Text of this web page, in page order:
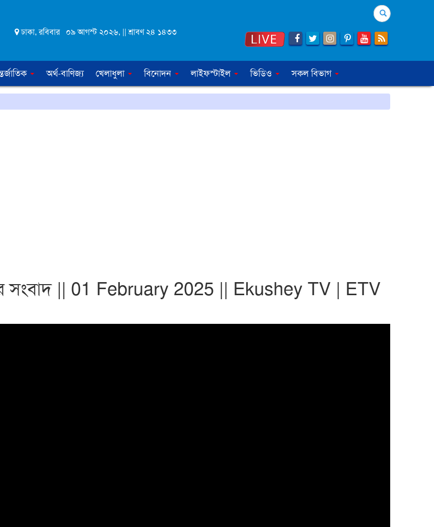
ঢাকা, রবিবার ০৯ আগস্ট ২০২৬, || শ্রাবণ ২৪ ১৪৩৩
Search
অর্থ-বাণিজ্য খেলাধুলা বিনোদন লাইফস্টাইল ভিডিও সকল বিভাগ
সংবাদ || 01 February 2025 || Ekushey TV | ETV